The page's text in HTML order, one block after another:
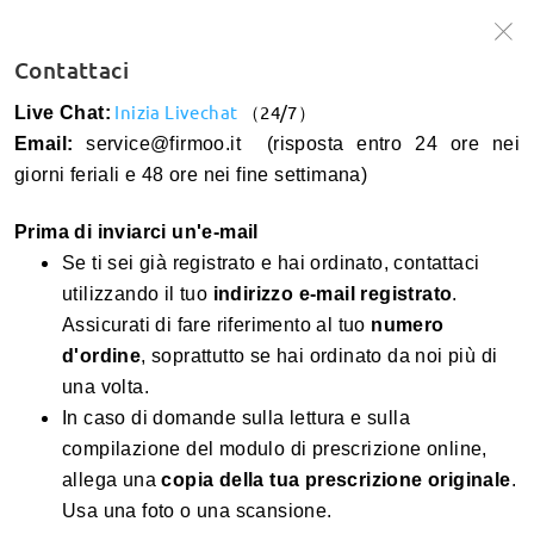
ricerca
Cos'è la PD
Resi
Politica di Resi e Cambi
Come richiedere resi e cambi?
Dove donare i miei occhiali?
Quando riceverò il rimborso?
Spedizione e tracciamento
Come posso seguire il mio ordine?
In quali paesi/regioni consegnate? Quale corriere
utilizzate? Quanto tempo ci vuole per arrivare? Qual è il
costo della spedizione?
Quanto tempo ci vorrà per elaborare i miei occhiali?
Prescrizione
Che cos’è PD/DPI?
Come leggere la prescrizione?
Come scegliere le lenti?
Contattaci
Live Chat: Inizia Livechat （24/7）
Email:service@firmoo.it (risposta entro 24 ore nei
giorni feriali e 48 ore nei fine settimana)
Prima di inviarci un'e-mail
Se ti sei già registrato e hai ordinato, contattaci
utilizzando il tuo indirizzo e-mail registrato.
Assicurati di fare riferimento al tuo numero
d'ordine, soprattutto se hai ordinato da noi più di
una volta.
In caso di domande sulla lettura e sulla
compilazione del modulo di prescrizione online,
allega unacopia della tua prescrizione originale.
Usa una foto o una scansione.